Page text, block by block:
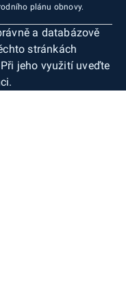
plánu obnovy.
a databázově
stránkách
jeho využití uveďte